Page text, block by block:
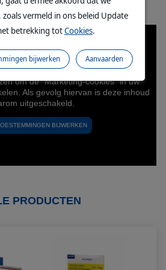
PRODUCTEN
vermeld in ons beleid Update
betrekking totCookies.
Aanvaarden
bijwerken